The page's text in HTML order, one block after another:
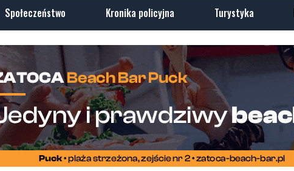
Społeczeństwo Kronika policyjna Turystyka